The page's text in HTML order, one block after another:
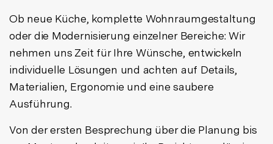
Ob neue Küche, komplette Wohnraumgestaltung
oder die Modernisierung einzelner Bereiche: Wir
nehmen uns Zeit für Ihre Wünsche, entwickeln
individuelle Lösungen und achten auf Details,
Materialien, Ergonomie und eine saubere
Ausführung.
Von der ersten Besprechung über die Planung bis